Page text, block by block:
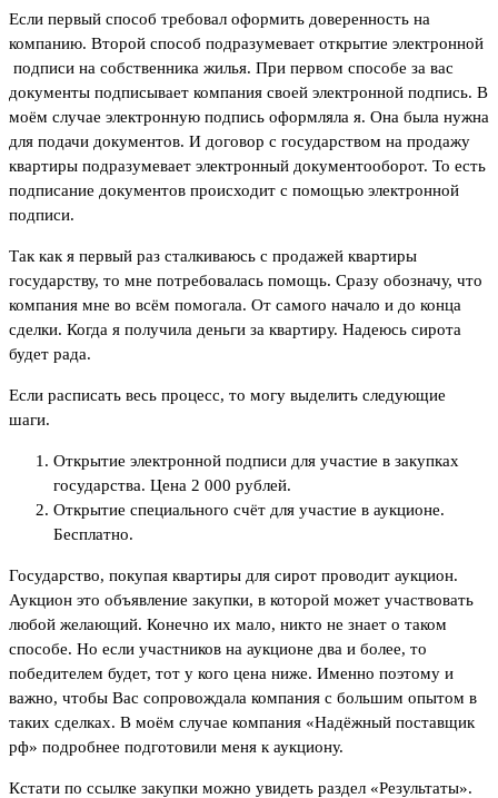
Если первый способ требовал оформить доверенность на
компанию. Второй способ подразумевает открытие электронной
подписи на собственника жилья. При первом способе за вас
документы подписывает компания своей электронной подпись. В
моём случае электронную подпись оформляла я. Она была нужна
для подачи документов. И договор с государством на продажу
квартиры подразумевает электронный документооборот. То есть
подписание документов происходит с помощью электронной
подписи.
Так как я первый раз сталкиваюсь с продажей квартиры
государству, то мне потребовалась помощь. Сразу обозначу, что
компания мне во всём помогала. От самого начало и до конца
сделки. Когда я получила деньги за квартиру. Надеюсь сирота
будет рада.
Если расписать весь процесс, то могу выделить следующие
шаги.
Открытие электронной подписи для участие в закупках
государства. Цена 2 000 рублей.
Открытие специального счёт для участие в аукционе.
Бесплатно.
Государство, покупая квартиры для сирот проводит аукцион.
Аукцион это объявление закупки, в которой может участвовать
любой желающий. Конечно их мало, никто не знает о таком
способе. Но если участников на аукционе два и более, то
победителем будет, тот у кого цена ниже. Именно поэтому и
важно, чтобы Вас сопровождала компания с большим опытом в
таких сделках. В моём случае компания «Надёжный поставщик
рф» подробнее подготовили меня к аукциону.
Кстати по ссылке закупки можно увидеть раздел «Результаты».